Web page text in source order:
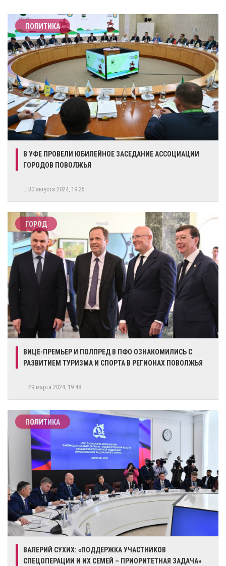
ПОЛИТИКА
​В УФЕ ПРОВЕЛИ ЮБИЛЕЙНОЕ ЗАСЕДАНИЕ АССОЦИАЦИИ
ГОРОДОВ ПОВОЛЖЬЯ
30 августа 2024, 19:25
ГОРОД
ВИЦЕ-ПРЕМЬЕР И ПОЛПРЕД В ПФО ОЗНАКОМИЛИСЬ С
РАЗВИТИЕМ ТУРИЗМА И СПОРТА В РЕГИОНАХ ПОВОЛЖЬЯ
29 марта 2024, 19:48
ПОЛИТИКА
​ВАЛЕРИЙ СУХИХ: «ПОДДЕРЖКА УЧАСТНИКОВ
СПЕЦОПЕРАЦИИ И ИХ СЕМЕЙ – ПРИОРИТЕТНАЯ ЗАДАЧА»